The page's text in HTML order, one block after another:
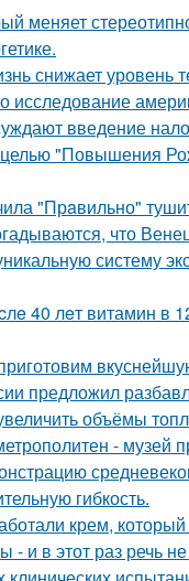
меняет
снижает уровень
исследование
введение
"Повышения
"Прaвильно"
что
систему
40 лeт витамин в
предложил
объёмы
- музей
гибкость.
крем, который
- и в этот раз речь